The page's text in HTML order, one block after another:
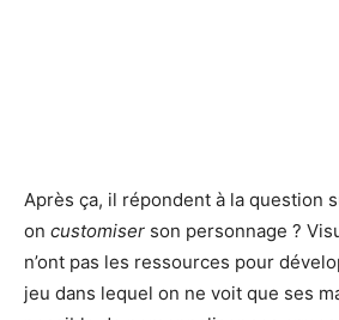
Après ça, il répondent à la question
on customiser son personnage ?
n’ont pas les ressources pour
jeu dans lequel on ne voit que ses